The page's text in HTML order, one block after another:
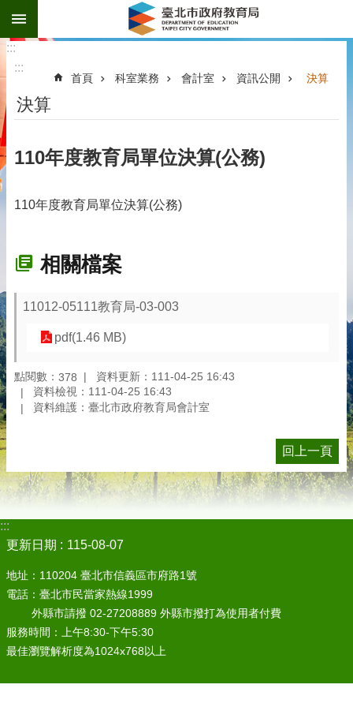
跳到主要內容區塊
:::
:::
首頁 科室業務 會計室 資訊公開 決算
決算
110年度教育局單位決算(公務)
110年度教育局單位決算(公務)
相關檔案
11012-05111教育局-03-003
pdf(1.46 MB)
點閱數： 378
資料更新：111-04-25 16:43
資料檢視：111-04-25 16:43
資料維護：臺北市政府教育局會計室
回上一頁
:::
更新日期
115-08-07
地址：110204 臺北市信義區市府路1號
電話：臺北市民當家熱線1999
外縣市請撥 02-27208889 外縣市撥打為使用者付費
服務時間：上午8:30-下午5:30
最佳瀏覽解析度為1024x768以上